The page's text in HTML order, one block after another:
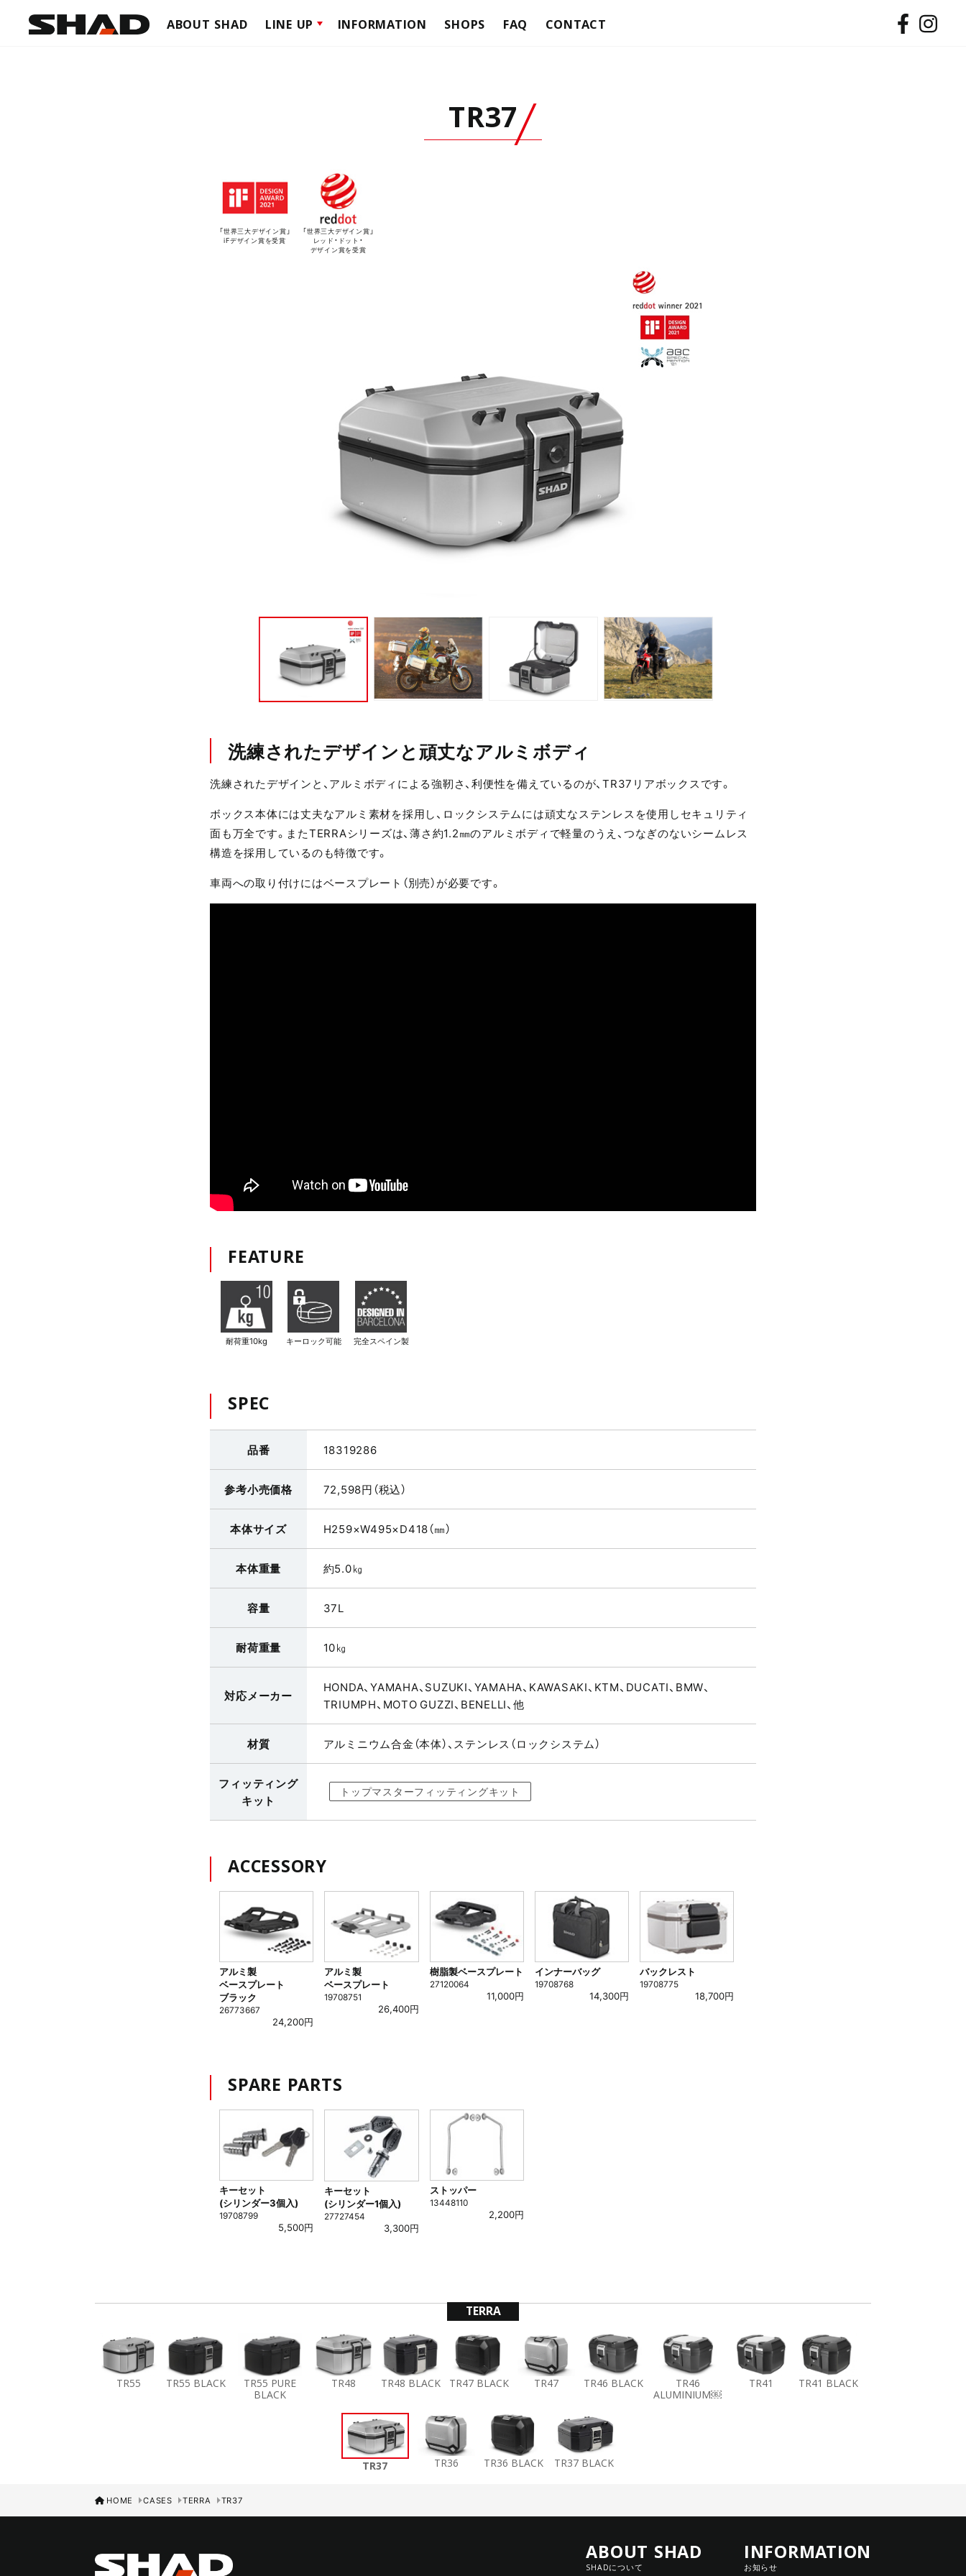
ABOUT SHAD LINE UP
フィッティングキット
CLICK SYSTEM
SIDE BAGS サイドバッグ
CAFE RACER BAGS
ADVENTURE BAGS
SOFT BAGS
ソフトバッグ
INFORMATION SHOPS FAQ CONTACT
TR37
「世界三大デザイン賞」
iFデザイン賞を受賞
「世界三大デザイン賞」
レッド・ドット・
デザイン賞を受賞
洗練されたデザインと頑丈なアルミボディ
洗練されたデザインと、アルミボディによる強靭さ、利便性を備えているのが、TR37リアボックスです。
ボックス本体には丈夫なアルミ素材を採用し、ロックシステムには頑丈なステンレスを使用しセキュリティ
面も万全です。またTERRAシリーズは、薄さ約1.2㎜のアルミボディで軽量のうえ、つなぎのないシームレス
構造を採用しているのも特徴です。
車両への取り付けにはベースプレート（別売）が必要です。
FEATURE
耐荷重10kg キーロック可能 完全スペイン製
SPEC
品番 18319286
参考小売価格 72,598円（税込）
本体サイズ H259×W495×D418（㎜）
本体重量 約5.0㎏
容量 37L
耐荷重量 10㎏
対応メーカー
HONDA、YAMAHA、SUZUKI、YAMAHA、KAWASAKI、KTM、DUCATI、BMW、
TRIUMPH、MOTO GUZZI、BENELLI、他
材質 アルミニウム合金（本体）、ステンレス（ロックシステム）
フィッティング
キット
トップマスターフィッティングキット
ACCESSORY
アルミ製
ベースプレート
ブラック
26773667
24,200円
アルミ製
ベースプレート
19708751
26,400円
樹脂製ベースプレート
27120064
11,000円
インナーバッグ
19708768
14,300円
バックレスト
19708775
18,700円
SPARE PARTS
キーセット
(シリンダー3個入)
19708799
5,500円
キーセット
(シリンダー1個入)
27727454
3,300円
ストッパー
13448110
2,200円
TERRA
TR55 TR55 BLACK TR55 PURE
BLACK
TR48 TR48 BLACK TR47 BLACK TR47 TR46 BLACK TR46
ALUMINIUM￼
TR41 TR41 BLACK
TR37 TR36 TR36 BLACK TR37 BLACK
HOME CASES TERRA TR37
ABOUT SHAD
SHADについて INFORMATION
お知らせ